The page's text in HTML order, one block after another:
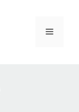
Menu